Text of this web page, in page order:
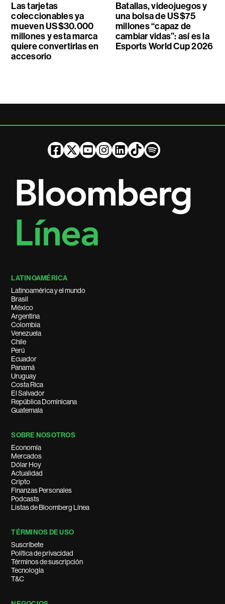
Las tarjetas
coleccionables ya
mueven US$30.000
millones y esta marca
quiere convertirlas en
accesorio
Batallas, videojuegos y
una bolsa de US$75
millones “capaz de
cambiar vidas”: así es la
Esports World Cup 2026
LATINOAMÉRICA
Latinoamérica y el mundo
Brasil
México
Argentina
Colombia
Venezuela
Chile
Perú
Ecuador
Panamá
Uruguay
Costa Rica
El Salvador
República Dominicana
Guatemala
SOBRE NOSOTROS
Economía
Mercados
Dólar Hoy
Actualidad
Cripto
Finanzas Personales
Podcasts
Listas de Bloomberg Línea
TÉRMINOS DE USO
Suscríbete
Política de privacidad
Términos de suscripción
Tecnología
T&C